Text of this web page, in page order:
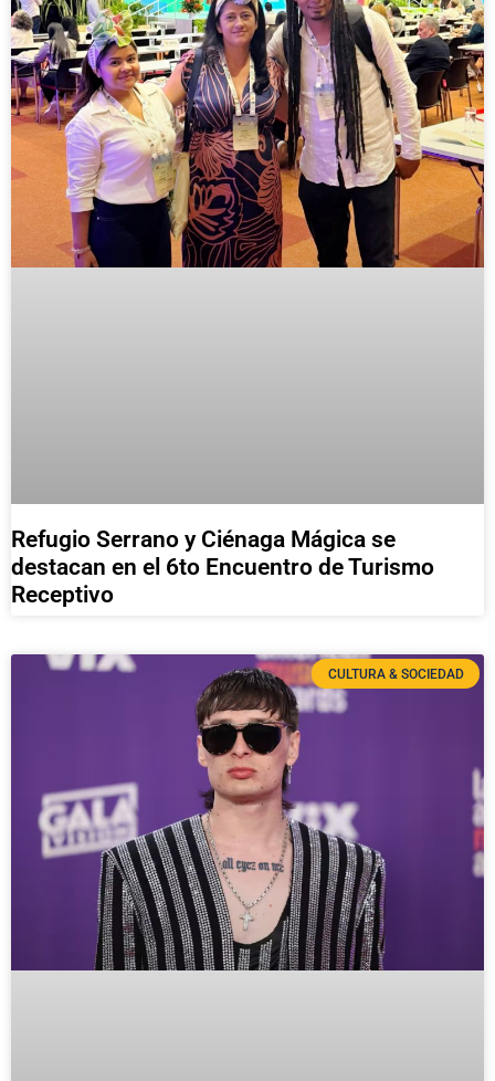
Refugio Serrano y Ciénaga Mágica se
destacan en el 6to Encuentro de Turismo
Receptivo
CULTURA & SOCIEDAD